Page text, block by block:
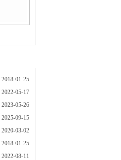
2018-01-25
2022-05-17
2023-05-26
2025-09-15
2020-03-02
2018-01-25
2022-08-11